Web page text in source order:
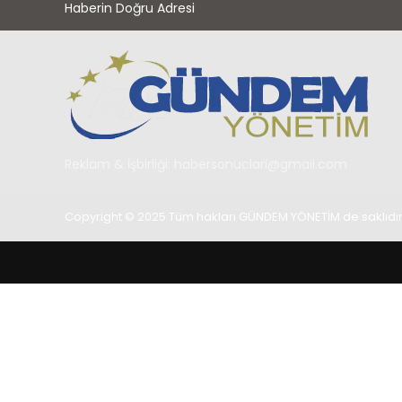
Haberin Doğru Adresi
Copyright © 2025 Tüm hakları GÜNDEM YÖNETİM de saklıdır.